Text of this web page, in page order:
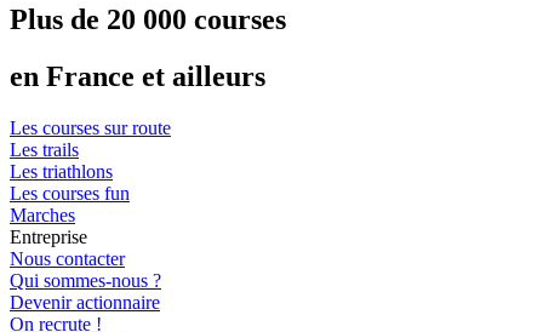
Plus de 20 000 courses
en France et ailleurs
Les courses sur route
Les trails
Les triathlons
Les courses fun
Marches
Entreprise
Nous contacter
Qui sommes-nous ?
Devenir actionnaire
On recrute !